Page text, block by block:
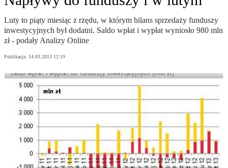
Luty to piąty miesiąc z rzędu, w którym bilans sprzedaży funduszy
inwestycyjnych był dodatni. Saldo wpłat i wypłat wyniosło 980 mln
zł - podały Analizy Online
Publikacja: 14.03.2013 12:19